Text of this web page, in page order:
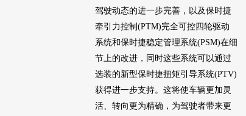
驾驶动态的进一步完善，以及保时捷
牵引力控制(PTM)完全可控四轮驱动
系统和保时捷稳定管理系统(PSM)在细
节上的改进，同时这些系统可以通过
选装的新型保时捷扭矩引导系统(PTV)
获得进一步支持。这将使车辆更加灵
活、转向更为精确，为驾驶者带来更